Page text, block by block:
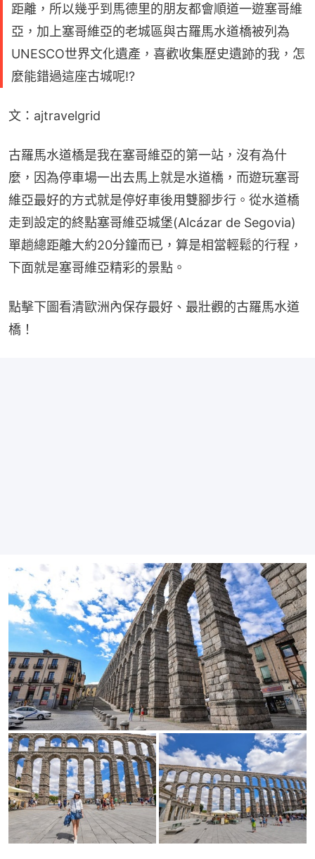
距離，所以幾乎到馬德里的朋友都會順道一遊塞哥維
亞，加上塞哥維亞的老城區與古羅馬水道橋被列為
UNESCO世界文化遺產，喜歡收集歷史遺跡的我，怎
麼能錯過這座古城呢!?
文：ajtravelgrid
古羅馬水道橋是我在塞哥維亞的第一站，沒有為什
麼，因為停車場一出去馬上就是水道橋，而遊玩塞哥
維亞最好的方式就是停好車後用雙腳步行。從水道橋
走到設定的終點塞哥維亞城堡(Alcázar de Segovia)
單趟總距離大約20分鐘而已，算是相當輕鬆的行程，
下面就是塞哥維亞精彩的景點。
點擊下圖看清歐洲內保存最好、最壯觀的古羅馬水道
橋！